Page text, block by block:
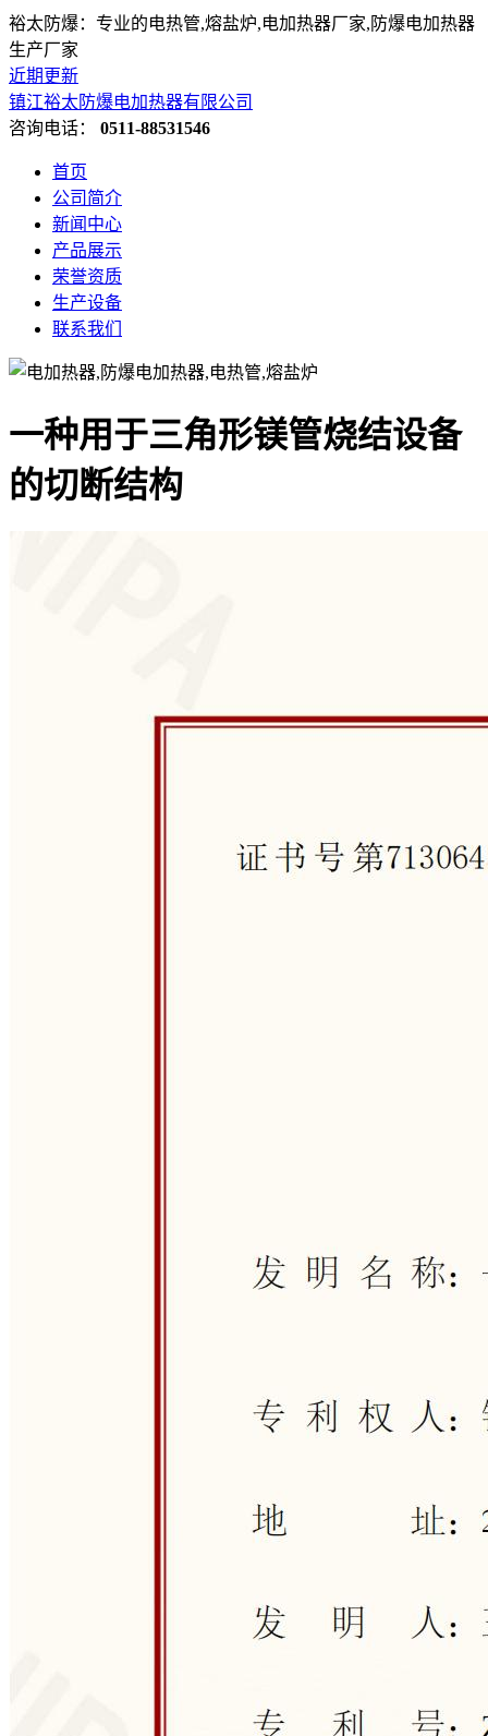
裕太防爆：专业的电热管,熔盐炉,电加热器厂家,防爆电加热器
生产厂家
近期更新
镇江裕太防爆电加热器有限公司
咨询电话： 0511-88531546
首页
公司简介
新闻中心
产品展示
荣誉资质
生产设备
联系我们
一种用于三角形镁管烧结设备
的切断结构